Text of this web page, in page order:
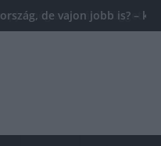
de vajon jobb is? –